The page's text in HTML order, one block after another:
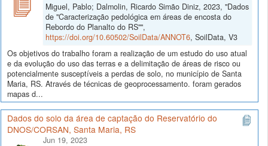
Miguel, Pablo; Dalmolin, Ricardo Simão Diniz, 2023, "Dados
de "Caracterização pedológica em áreas de encosta do
Rebordo do Planalto do RS"",
https://doi.org/10.60502/SoilData/ANNOT6, SoilData, V3
Os objetivos do trabalho foram a realização de um estudo do uso atual
e da evolução do uso das terras e a delimitação de áreas de risco ou
potencialmente susceptíveis a perdas de solo, no município de Santa
Maria, RS. Através de técnicas de geoprocessamento. foram gerados
mapas d...
Dados do solo da área de captação do Reservatório do
DNOS/CORSAN, Santa Maria, RS
Jun 19, 2023